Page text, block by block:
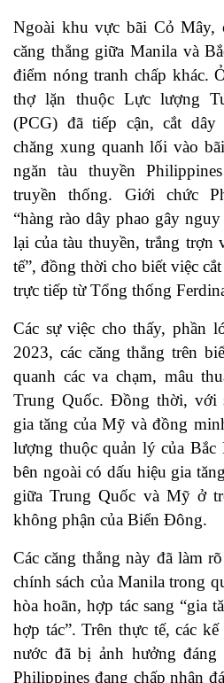
Ngoài khu vực bãi Cỏ Mây,
căng thẳng giữa Manila và
điểm nóng tranh chấp khác.
thợ lặn thuộc Lực lượng
(PCG) đã tiếp cận, cắt
chăng xung quanh lối vào
ngăn tàu thuyền
truyền thống. Giới chức
“hàng rào dây phao gây
lại của tàu thuyền, trắng trợn
tế”, đồng thời cho biết việc
trực tiếp từ Tổng thống
Các sự việc cho thấy, phần
2023, các căng thẳng trên
quanh các va chạm, mâu
Trung Quốc. Đồng thời, với
gia tăng của Mỹ và đồng
lượng thuộc quản lý của
bên ngoài có dấu hiệu gia
giữa Trung Quốc và Mỹ ở
không phận của Biển Đông.
Các căng thẳng này đã làm
chính sách của Manila trong
hòa hoãn, hợp tác sang “gia
hợp tác”. Trên thực tế, các
nước đã bị ảnh hưởng
Philippines đang chấp nhận